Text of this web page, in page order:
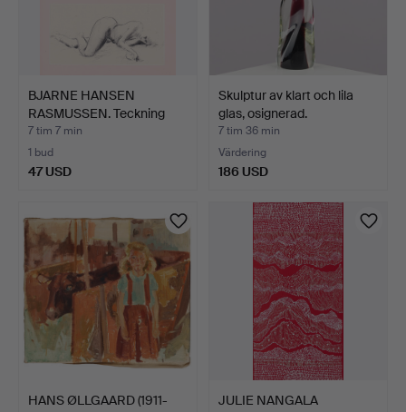
BJARNE HANSEN
RASMUSSEN. Teckning
med moti…
7 tim 7 min
1 bud
47 USD
Skulptur av klart och lila
glas, osignerad.
7 tim 36 min
Värdering
186 USD
HANS ØLLGAARD (1911-
JULIE NANGALA